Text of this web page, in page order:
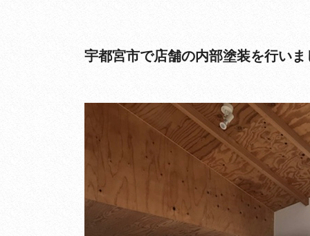
宇都宮市で店舗の内部塗装を行いま